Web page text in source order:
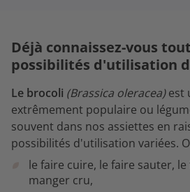
Déjà connaissez-vous
possibilités d'utilisation
Le brocoli (Brassica oleracea)est
extrêmement populaire ou
souvent dans nos assiettes en
possibilités d'utilisation variées.
le faire cuire, le faire sauter,
manger cru,